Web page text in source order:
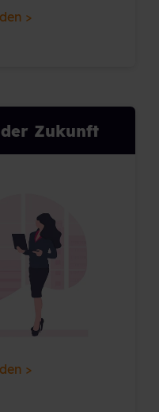
>
Zukunft
>